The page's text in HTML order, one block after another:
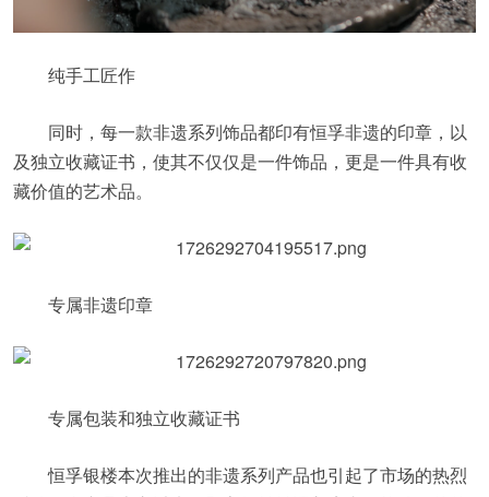
纯手工匠作
同时，每一款非遗系列饰品都印有恒孚非遗的印章，以
及独立收藏证书，使其不仅仅是一件饰品，更是一件具有收
藏价值的艺术品。
专属非遗印章
专属包装和独立收藏证书
恒孚银楼本次推出的非遗系列产品也引起了市场的热烈